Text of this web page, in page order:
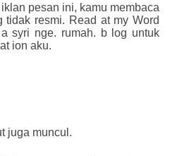
pesan ini, kamu membaca
resmi. Read at my Word
syri nge. rumah. b log untuk
ion aku.
juga muncul.